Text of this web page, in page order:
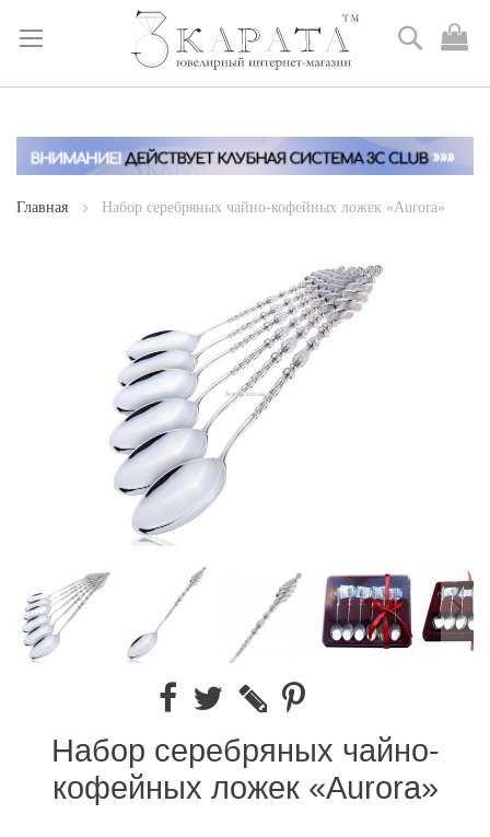
Skip
Content
Поиск
Главная Набор серебряных чайно-кофейных ложек «Aurora»
Набор серебряных чайно-
кофейных ложек «Aurora»